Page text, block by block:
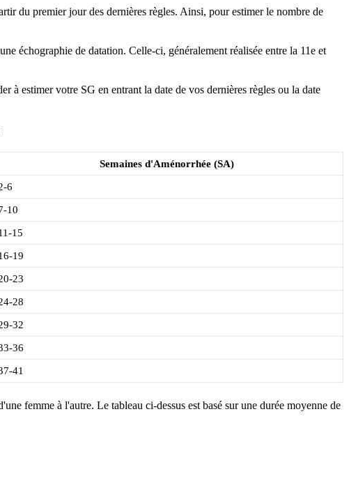
du premier jour des dernières règles. Ainsi, pour estimer le nombre de
échographie de datation. Celle-ci, généralement réalisée entre la 11e et
à estimer votre SG en entrant la date de vos dernières règles ou la date
Semaines d'Aménorrhée (SA)
6
10
15
19
23
28
32
36
41
femme à l'autre. Le tableau ci-dessus est basé sur une durée moyenne de